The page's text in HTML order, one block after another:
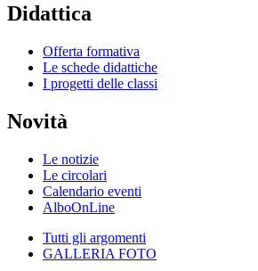
Didattica
Offerta formativa
Le schede didattiche
I progetti delle classi
Novità
Le notizie
Le circolari
Calendario eventi
AlboOnLine
Tutti gli argomenti
GALLERIA FOTO